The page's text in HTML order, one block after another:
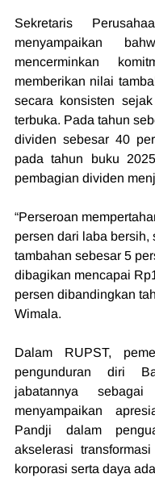
Sekretaris
menyampaikan
mencerminkan
memberikan nilai
secara konsisten
terbuka. Pada tahun
dividen sebesar 40
pada tahun buku
pembagian dividen
“Perseroan
persen dari laba
tambahan sebesar 5
dibagikan mencapai
persen dibandingkan
Wimala.
Dalam RUPST,
pengunduran diri
jabatannya
menyampaikan
Pandji dalam
akselerasi
korporasi serta daya